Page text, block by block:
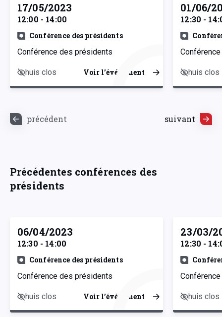
17/05/2023
12:00 - 14:00
Conférence des présidents
Conférence des présidents
huis clos Voir l’événement
01/06/
12:30 -
huis clos
précédent suivant
Précédentes conférences des
présidents
06/04/2023
12:30 - 14:00
Conférence des présidents
Conférence des présidents
huis clos Voir l’événement
23/03/
12:30 -
huis clos